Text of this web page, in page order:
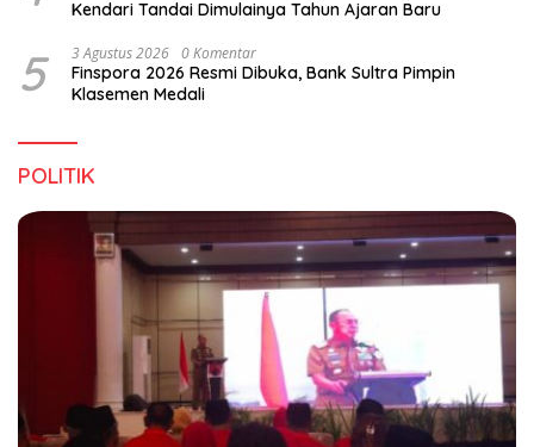
Kendari Tandai Dimulainya Tahun Ajaran Baru
5 3 Agustus 2026 0 Komentar
Finspora 2026 Resmi Dibuka, Bank Sultra Pimpin
Klasemen Medali
POLITIK